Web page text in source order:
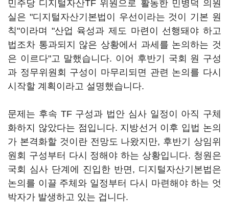
민주당 디지털자산TF 위원으로 활동한 민병덕 의원
실은 "디지털자산기본법이 우선이라는 것이 기본 원
칙"이라며 "산업 육성과 제도 마련이 선행돼야 하고
법조차 통과되지 않은 상황에서 과세를 논의하는 것
은 이르다"고 말했습니다. 이어 후반기 국회 원 구성
과 정무위원회 구성이 마무리되면 관련 논의를 다시
시작할 계획이라고 설명했습니다.
문제는 후속 TF 구성과 법안 심사 일정이 아직 구체
화하지 않았다는 점입니다. 지방선거 이후 입법 논의
가 본격화할 것이란 전망도 나왔지만, 후반기 상임위
원회 구성부터 다시 정해야 하는 상황입니다. 청원은
국회 심사 단계에 진입한 반면, 디지털자산기본법은
논의를 이끌 주체와 일정부터 다시 마련해야 하는 엇
박자가 발생하고 있는 겁니다.